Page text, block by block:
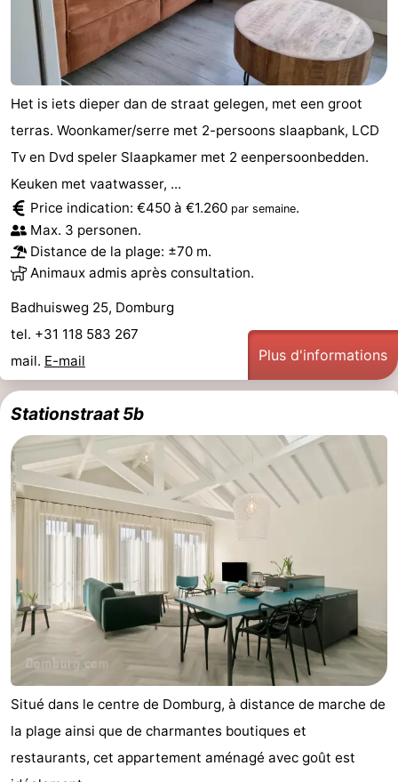
Het is iets dieper dan de straat gelegen, met een groot
terras. Woonkamer/serre met 2-persoons slaapbank, LCD
Tv en Dvd speler Slaapkamer met 2 eenpersoonbedden.
Keuken met vaatwasser, ...
Price indication: €450 à €1.260 par semaine.
Max. 3 personen.
Distance de la plage: ±70 m.
Animaux admis après consultation.
Badhuisweg 25, Domburg
tel. +31 118 583 267
mail. E-mail Plus d'informations
Stationstraat 5b
Situé dans le centre de Domburg, à distance de marche de
la plage ainsi que de charmantes boutiques et
restaurants, cet appartement aménagé avec goût est